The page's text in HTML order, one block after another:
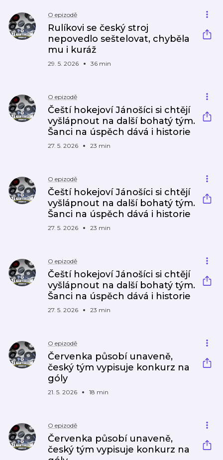
O epizodě
Rulíkovi se český stroj
nepovedlo seštelovat, chyběla
mu i kuráž
29. 5. 2026 36 min
O epizodě
Čeští hokejoví Jánošíci si chtějí
vyšlápnout na další bohatý tým.
Šanci na úspěch dává i historie
27. 5. 2026 23 min
O epizodě
Čeští hokejoví Jánošíci si chtějí
vyšlápnout na další bohatý tým.
Šanci na úspěch dává i historie
27. 5. 2026 23 min
O epizodě
Čeští hokejoví Jánošíci si chtějí
vyšlápnout na další bohatý tým.
Šanci na úspěch dává i historie
27. 5. 2026 23 min
O epizodě
Červenka působí unaveně,
český tým vypisuje konkurz na
góly
21. 5. 2026 18 min
O epizodě
Červenka působí unaveně,
český tým vypisuje konkurz na